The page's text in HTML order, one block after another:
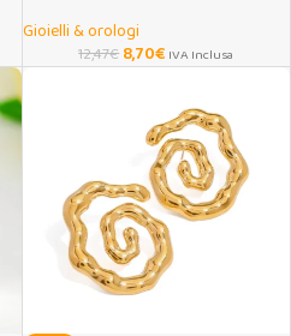
Gioielli & orologi
12,47€8,70€ IVA Inclusa